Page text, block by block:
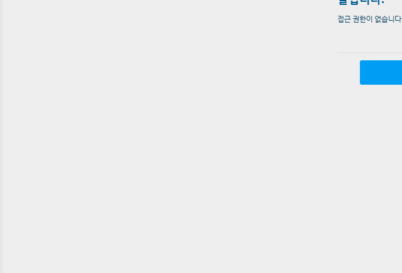
접근 권한이 없습니다.